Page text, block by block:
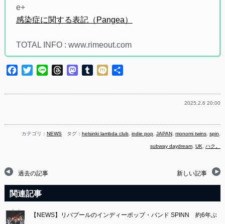
e+
感染症に関する表記（Pangea）
TOTAL INFO : www.rimeout.com
Facebook
TwitterLine ThreadsMastodon
Tumblr
Mixi
2025.2.6 20:00
カテゴリ：NEWS タグ：helsinki lambda club ,indie pop ,JAPAN ,monomi twins ,spin
subway daydream ,UK ,ハク。
過去の記事 新しい記事
関連記事
【NEWS】リバプールのインディーポップ・バンド SPINN 約6年ぶ